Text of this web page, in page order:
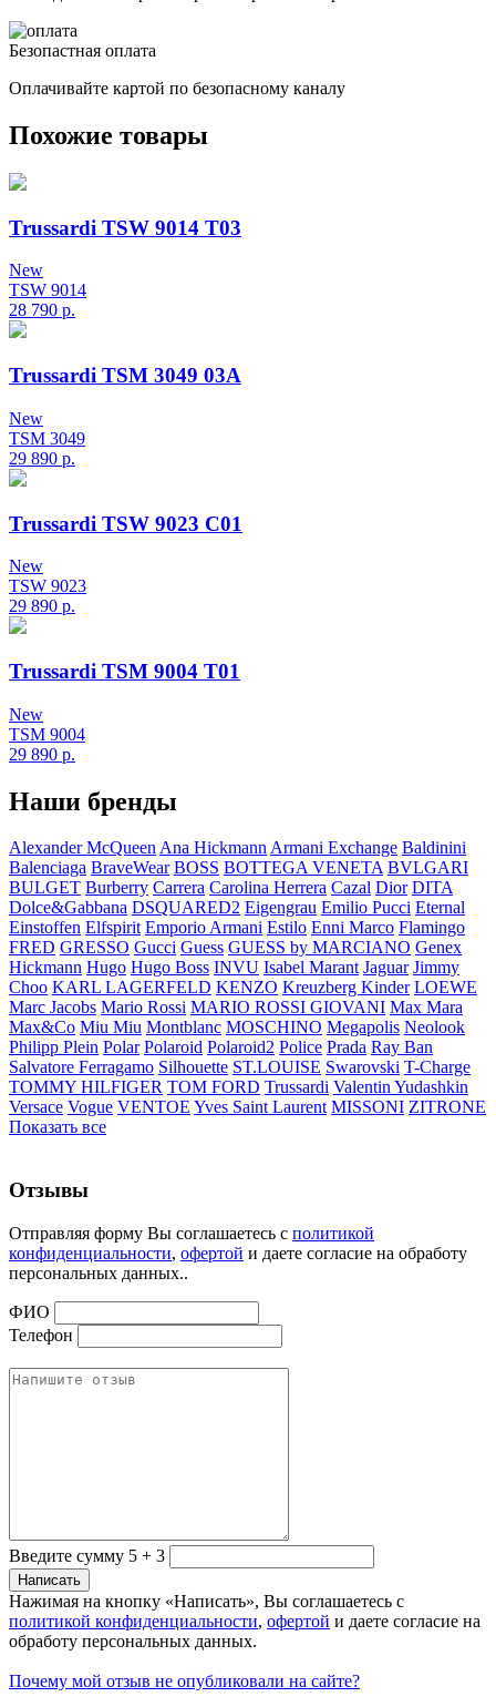
Безопастная оплата
Оплачивайте картой по безопасному каналу
Похожие товары
Trussardi TSW 9014 T03
New
TSW 9014
28 790 р.
Trussardi TSM 3049 03A
New
TSM 3049
29 890 р.
Trussardi TSW 9023 C01
New
TSW 9023
29 890 р.
Trussardi TSM 9004 T01
New
TSM 9004
29 890 р.
Наши бренды
Alexander McQueenAna HickmannArmani Exchange Baldinini
Balenciaga BraveWear BOSS BOTTEGA VENETA BVLGARI
BULGET Burberry Carrera Carolina Herrera Cazal Dior DITA
Dolce&Gabbana DSQUARED2 Eigengrau Emilio Pucci Eternal
Einstoffen Elfspirit Emporio Armani Estilo Enni Marco Flamingo
FRED GRESSO Gucci Guess GUESS by MARCIANO Genex
Hickmann Hugo Hugo Boss INVU Isabel Marant Jaguar Jimmy
Choo KARL LAGERFELD KENZO Kreuzberg Kinder LOEWE
Marc Jacobs Mario Rossi MARIO ROSSI GIOVANI Max Mara
Max&Co Miu Miu Montblanc MOSCHINO Megapolis Neolook
Philipp Plein Polar Polaroid Polaroid2 Police Prada Ray Ban
Salvatore Ferragamo Silhouette ST.LOUISE Swarovski T-Charge
TOMMY HILFIGER TOM FORD Trussardi Valentin Yudashkin
Versace Vogue VENTOE Yves Saint Laurent MISSONI ZITRONE
Показать все
Отзывы
Отправляя форму Вы соглашаетесь с политикой
конфиденциальности, офертой и даете согласие на обработу
персональных данных..
ФИО
Телефон
Введите сумму 5 + 3
Нажимая на кнопку «Написать», Вы соглашаетесь с
политикой конфиденциальности, офертой и даете согласие на
обработу персональных данных.
Почему мой отзыв не опубликовали на сайте?